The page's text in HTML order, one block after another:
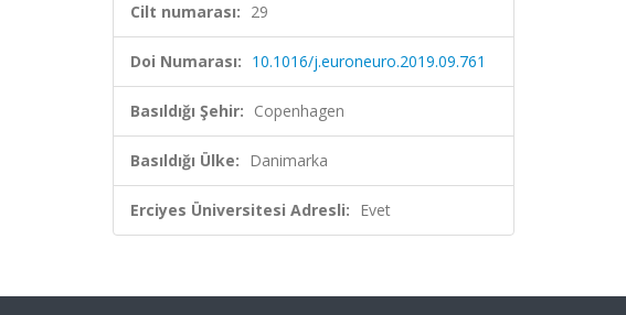
Cilt numarası: 29
Doi Numarası: 10.1016/j.euroneuro.2019.09.761
Basıldığı Şehir: Copenhagen
Basıldığı Ülke: Danimarka
Erciyes Üniversitesi Adresli: Evet